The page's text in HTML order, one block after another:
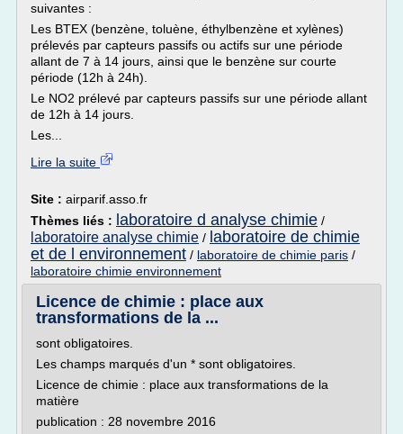
suivantes :
Les BTEX (benzène, toluène, éthylbenzène et xylènes)
prélevés par capteurs passifs ou actifs sur une période
allant de 7 à 14 jours, ainsi que le benzène sur courte
période (12h à 24h).
Le NO2 prélevé par capteurs passifs sur une période allant
de 12h à 14 jours.
Les...
Lire la suite
Site : airparif.asso.fr
Thèmes liés : laboratoire d analyse chimie /
laboratoire analyse chimie / laboratoire de chimie
et de l environnement / laboratoire de chimie paris /
laboratoire chimie environnement
Licence de chimie : place aux
transformations de la ...
sont obligatoires.
Les champs marqués d'un * sont obligatoires.
Licence de chimie : place aux transformations de la
matière
publication : 28 novembre 2016